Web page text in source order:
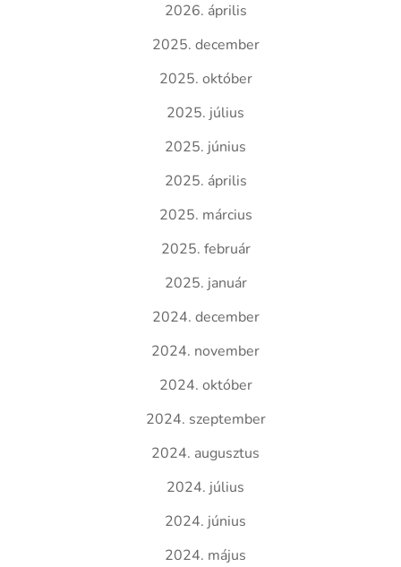
2026. április
2025. december
2025. október
2025. július
2025. június
2025. április
2025. március
2025. február
2025. január
2024. december
2024. november
2024. október
2024. szeptember
2024. augusztus
2024. július
2024. június
2024. május